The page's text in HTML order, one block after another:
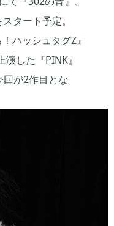
タート予定。
ハッシュタグZ』
した『PINK』
が2作目とな